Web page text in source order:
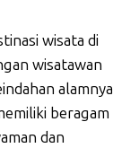
wisata di
wisatawan
alamnya
beragam
dan